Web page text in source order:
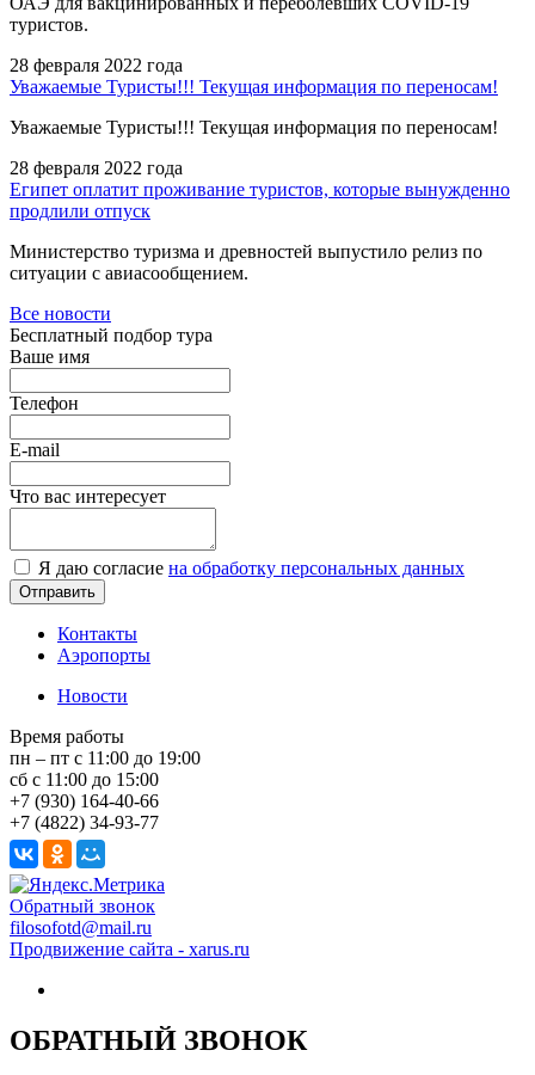
туристов.
28 февраля 2022 года
Уважаемые Туристы!!! Текущая информация по переносам!
Уважаемые Туристы!!! Текущая информация по переносам!
28 февраля 2022 года
Египет оплатит проживание туристов, которые вынужденно
продлили отпуск
Министерство туризма и древностей выпустило релиз по
ситуации с авиасообщением.
Все новости
Бесплатный подбор тура
Ваше имя
Телефон
E-mail
Что вас интересует
Я даю согласие на обработку персональных данных
Контакты
Аэропорты
Новости
Время работы
пн – пт с 11:00 до 19:00
сб с 11:00 до 15:00
+7 (930) 164-40-66
+7 (4822) 34-93-77
Обратный звонок
filosofotd@mail.ru
Продвижение сайта - xarus.ru
ОБРАТНЫЙ ЗВОНОК